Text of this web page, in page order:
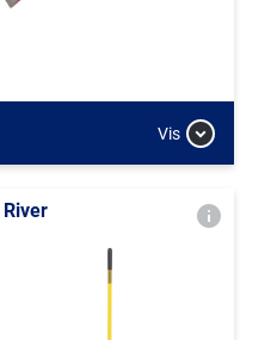
Vis
River